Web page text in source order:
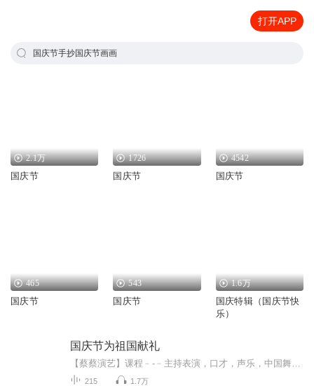
打开APP
国庆节手抄国庆节画画
2.1万
国庆节
1726
国庆节
4542
国庆节
465
国庆节
543
国庆节
1.6万
国庆特辑（国庆节快
乐）
国庆节为祖国献礼
215 1.7万